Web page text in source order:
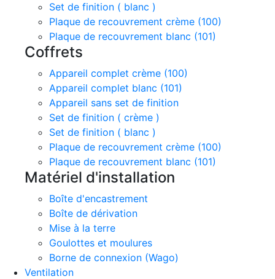
Set de finition ( blanc )
Plaque de recouvrement crème (100)
Plaque de recouvrement blanc (101)
Coffrets
Appareil complet crème (100)
Appareil complet blanc (101)
Appareil sans set de finition
Set de finition ( crème )
Set de finition ( blanc )
Plaque de recouvrement crème (100)
Plaque de recouvrement blanc (101)
Matériel d'installation
Boîte d'encastrement
Boîte de dérivation
Mise à la terre
Goulottes et moulures
Borne de connexion (Wago)
Ventilation